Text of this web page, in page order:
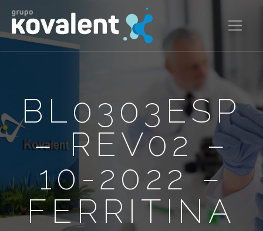
BL0303ESP
– REV02 –
10-2022 –
FERRITINA